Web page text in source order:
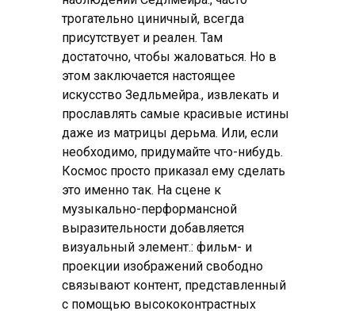
трогательно циничный, всегда
присутствует и реален. Там
достаточно, чтобы жаловаться. Но в
этом заключается настоящее
искусство Зедльмейра., извлекать и
прославлять самые красивые истины
даже из матрицы дерьма. Или, если
необходимо, придумайте что-нибудь.
Космос просто приказал ему сделать
это именно так. На сцене к
музыкально-перформансной
выразительности добавляется
визуальный элемент.: фильм- и
проекции изображений свободно
связывают контент, представленный
с помощью высококонтрастных